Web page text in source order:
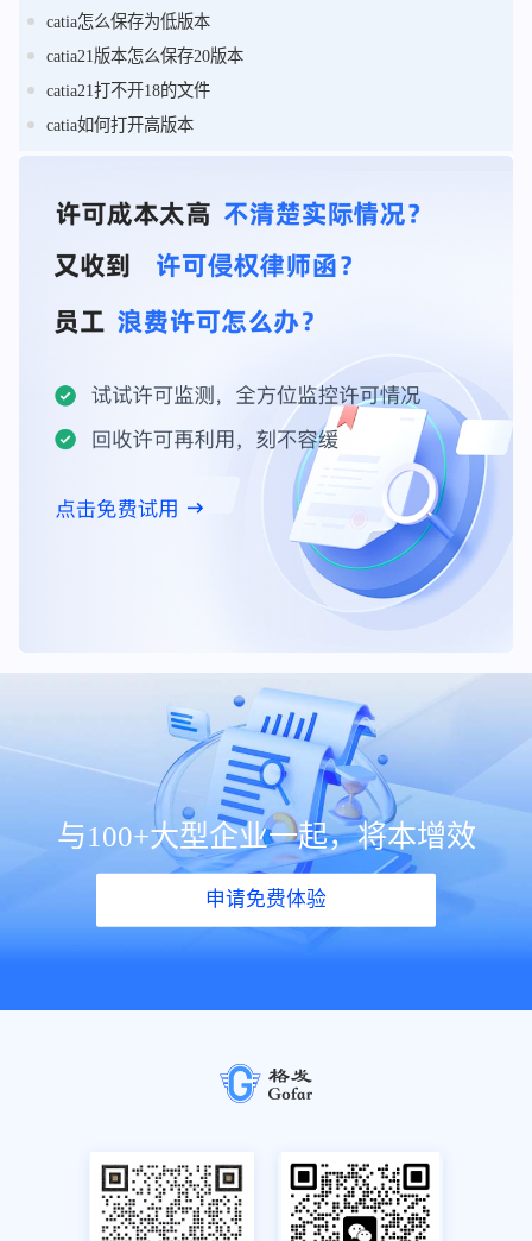
catia怎么保存为低版本
catia21版本怎么保存20版本
catia21打不开18的文件
catia如何打开高版本
与100+大型企业一起，将本增效
申请免费体验